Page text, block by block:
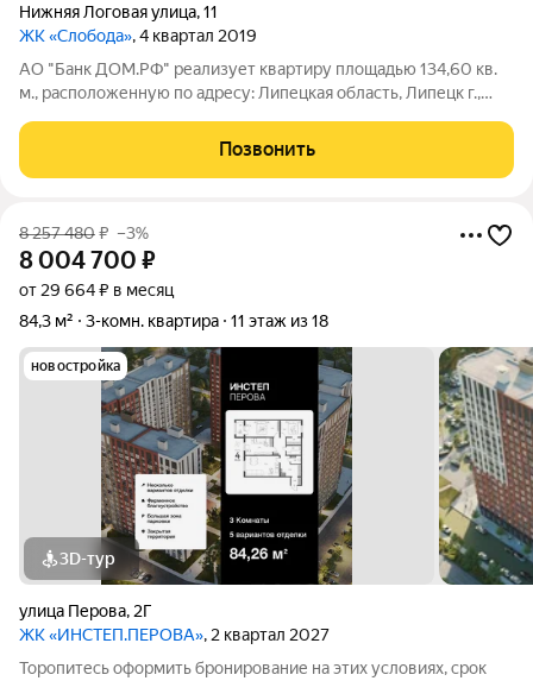
Нижняя Логовая улица,11
ЖК «Слобода», 4 квартал 2019
АО "Банк ДОМ.РФ" реализует квартиру площадью 134,60 кв.
м., расположенную по адресу: Липецкая область, Липецк г.,
собственник (юридическое лицо). Кадастровый номер объекта
недвижимости: 48:20:0013402:1601
Позвонить
8 257 480₽ –3%
8 004 700 ₽
от 29 664 ₽ в месяц
84,3 м²
3-комн. квартира 11 этаж из 18
новостройка
3D-тур
улица Перова, 2Г
ЖК «ИНСТЕП.ПЕРОВА», 2 квартал 2027
Торопитесь оформить бронирование на этих условиях, срок